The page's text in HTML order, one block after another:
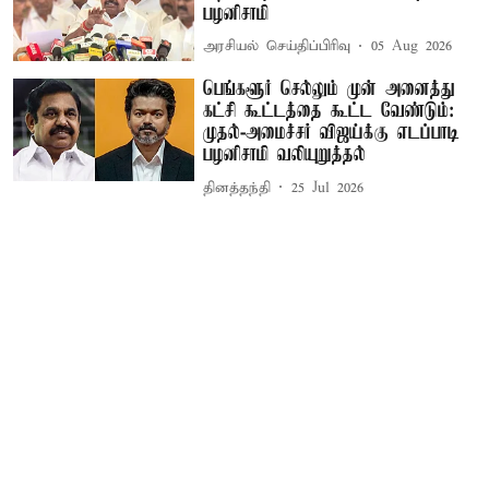
பழனிசாமி
அரசியல் செய்திப்பிரிவு 05 Aug 2026
பெங்களூர் செல்லும் முன் அனைத்து
கட்சி கூட்டத்தை கூட்ட வேண்டும்:
முதல்-அமைச்சர் விஜய்க்கு எடப்பாடி
பழனிசாமி வலியுறுத்தல்
தினத்தந்தி 25 Jul 2026